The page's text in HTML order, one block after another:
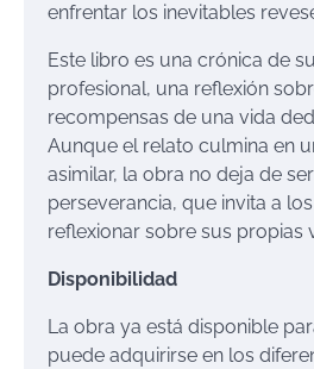
enfrentar los inevitables
Este libro es una crónica de
profesional, una reflexión
recompensas de una vida
Aunque el relato culmina en
asimilar, la obra no deja de
perseverancia, que invita a
reflexionar sobre sus propias
Disponibilidad
La obra ya está disponible
puede adquirirse en los